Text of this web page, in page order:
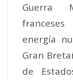
Guerra
energía
Gran
de